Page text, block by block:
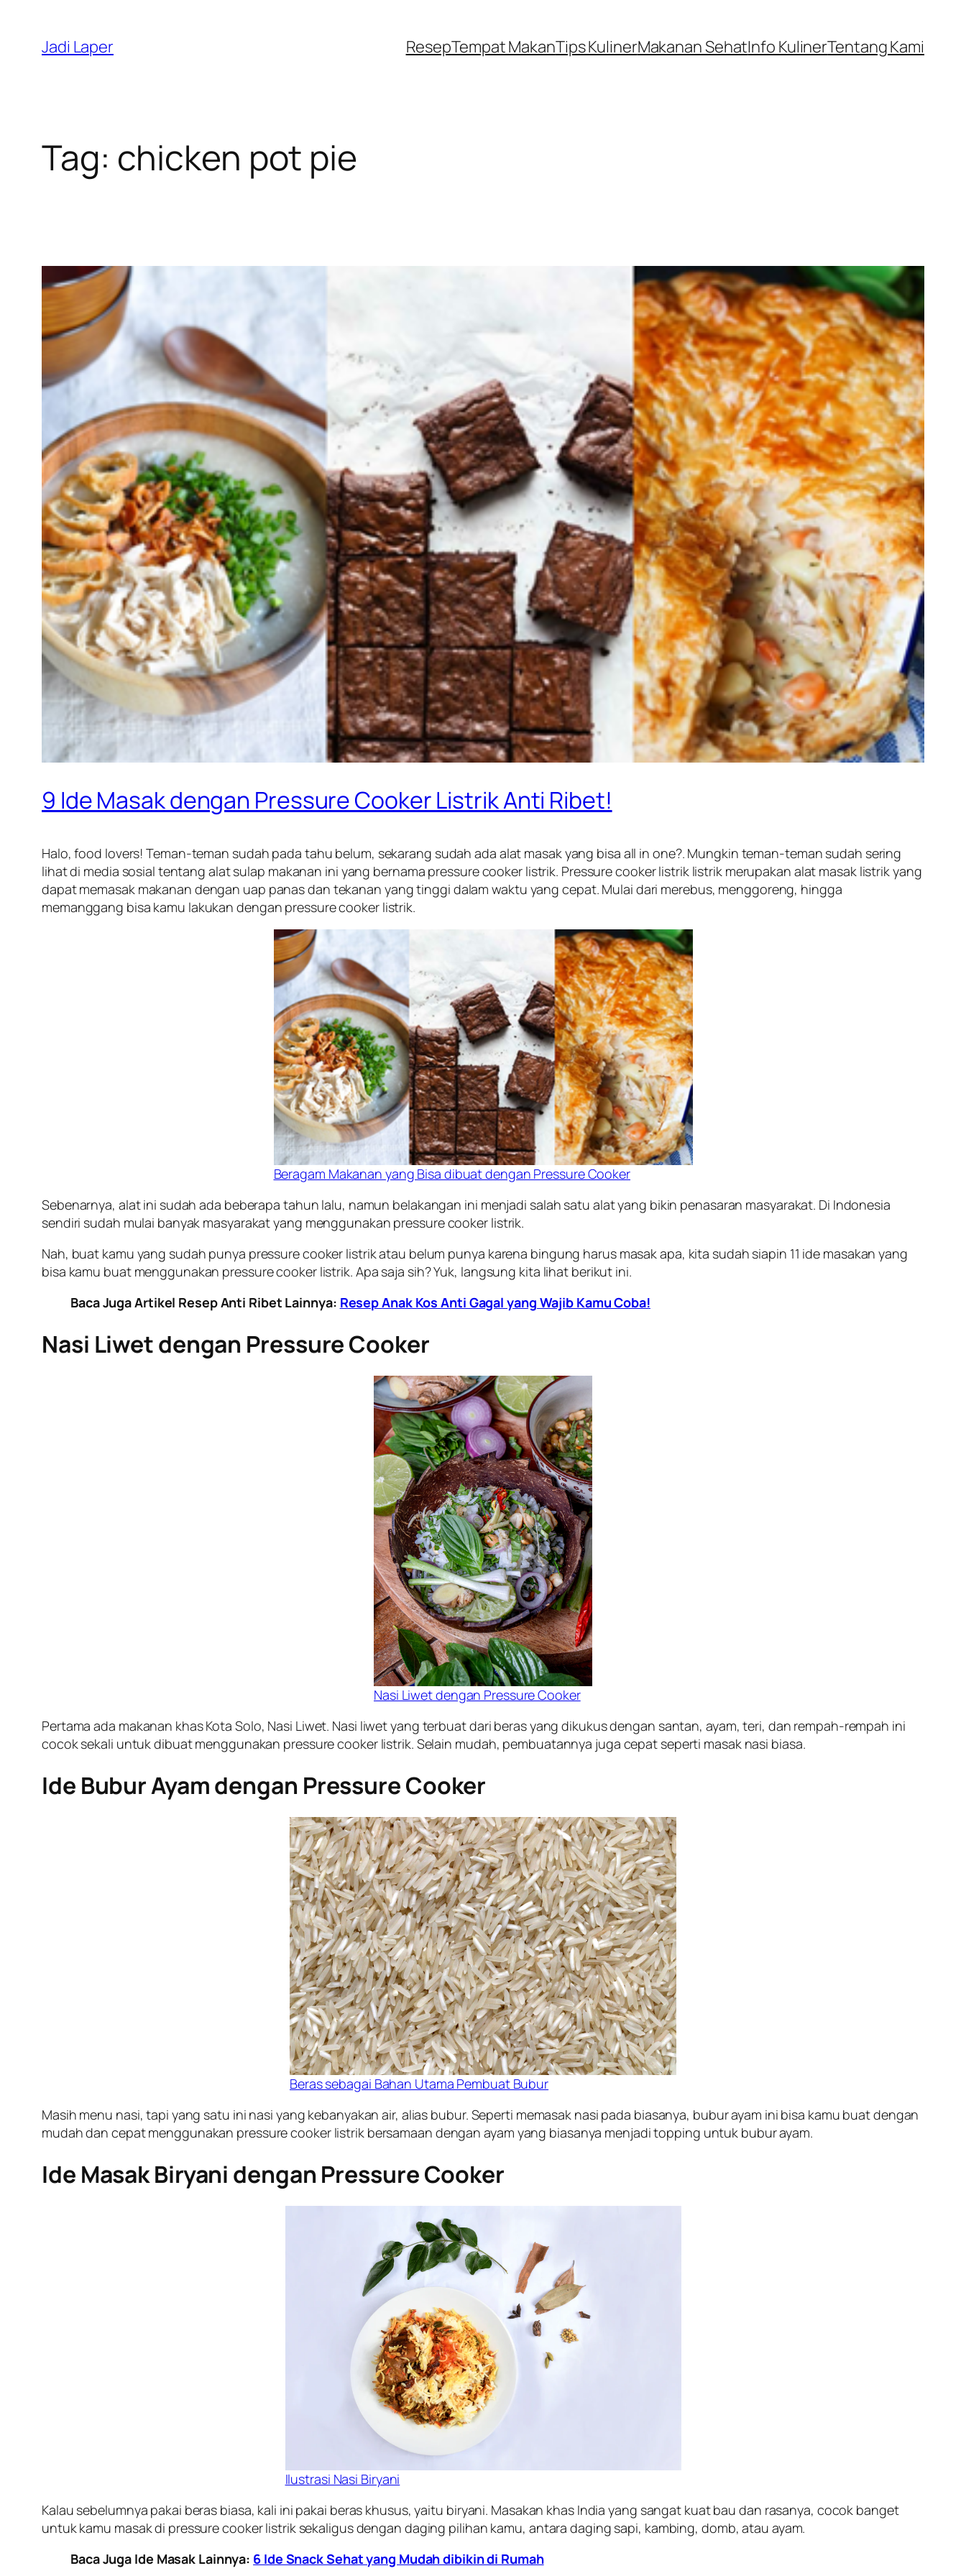
content
Jadi Laper ResepTempat MakanTips KulinerMakanan SehatInfo KulinerTentang Kami
Tag: chicken pot pie
9 Ide Masak dengan Pressure Cooker Listrik Anti Ribet!
Halo,food lovers! Teman-teman sudah pada tahu belum, sekarang sudah ada alat masak yang bisa all in one?. Mungkin teman-teman sudah sering
lihat di media sosial tentang alat sulap makanan ini yang bernama pressure cooker listrik. Pressure cooker listrik listrik merupakan alat masak listrik yang
dapat memasak makanan dengan uap panas dan tekanan yang tinggi dalam waktu yang cepat. Mulai dari merebus, menggoreng, hingga
memanggang bisa kamu lakukan dengan pressure cooker listrik.
Beragam Makanan yang Bisa dibuat dengan Pressure Cooker
Sebenarnya, alat ini sudah ada beberapa tahun lalu, namun belakangan ini menjadi salah satu alat yang bikin penasaran masyarakat. Di Indonesia
sendiri sudah mulai banyak masyarakat yang menggunakan pressure cooker listrik.
Nah, buat kamu yang sudah punya pressure cooker listrik atau belum punya karena bingung harus masak apa, kita sudah siapin 11 ide masakan yang
bisa kamu buat menggunakan pressure cooker listrik. Apa saja sih? Yuk, langsung kita lihat berikut ini.
Baca Juga Artikel Resep Anti Ribet Lainnya: Resep Anak Kos Anti Gagal yang Wajib Kamu Coba!
Nasi Liwet dengan Pressure Cooker
Nasi Liwet dengan Pressure Cooker
Pertama ada makanan khas Kota Solo, Nasi Liwet. Nasi liwet yang terbuat dari beras yang dikukus dengan santan, ayam, teri, dan rempah-rempah ini
cocok sekali untuk dibuat menggunakan pressure cooker listrik. Selain mudah, pembuatannya juga cepat seperti masak nasi biasa.
Ide Bubur Ayam dengan Pressure Cooker
Beras sebagai Bahan Utama Pembuat Bubur
Masih menu nasi, tapi yang satu ini nasi yang kebanyakan air, alias bubur. Seperti memasak nasi pada biasanya, bubur ayam ini bisa kamu buat dengan
mudah dan cepat menggunakan pressure cooker listrik bersamaan dengan ayam yang biasanya menjadi topping untuk bubur ayam.
Ide Masak Biryani dengan Pressure Cooker
Ilustrasi Nasi Biryani
Kalau sebelumnya pakai beras biasa, kali ini pakai beras khusus, yaitu biryani. Masakan khas India yang sangat kuat bau dan rasanya, cocok banget
untuk kamu masak di pressure cooker listrik sekaligus dengan daging pilihan kamu, antara daging sapi, kambing, domb, atau ayam.
Baca Juga Ide Masak Lainnya: 6 Ide Snack Sehat yang Mudah dibikin di Rumah